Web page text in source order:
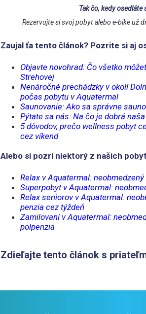
Tak čo, kedy osedláte
Rezervujte si svoj pobyt alebo e-bike už
Zaujal ťa tento článok? Pozrite si aj
Objavte novohrad: Čo všetko
Strehovej
Nenáročné prechádzky v okolí
počas pobytu v Aquatermal
Saunovanie: Ako sa správne
Pýtate sa nás: Na čo je dobrá
5 dôvodov, prečo wellness pobyt
cez víkend
Alebo si pozri niektorý z našich
Relax v Aquatermal:
Superpobyt v Aquatermal:
Relax seniorov v Aquatermal:
penzia cez týždeň
Zamilovaní v Aquatermal:
polpenzia
Zdieľajte tento článok s